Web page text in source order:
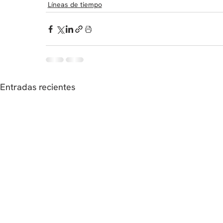
Líneas de tiempo
Entradas recientes